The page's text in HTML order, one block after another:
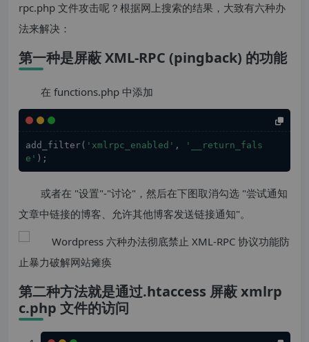
rpc.php 文件攻击呢？根据网上搜索的结果，大致有六种办
法来解决：
第一种是屏蔽 XML-RPC (pingback) 的功能
在 functions.php 中添加
add_filter( 'xmlrpc_enabled' ,
'__return_fals
e' );
或者在 "设置"-"讨论"，然后在下图取消勾选 "尝试通知
文章中链接的博客、允许其他博客发送链接通知"。
第二种方法就是通过.htaccess 屏蔽 xmlrp
c.php 文件的访问